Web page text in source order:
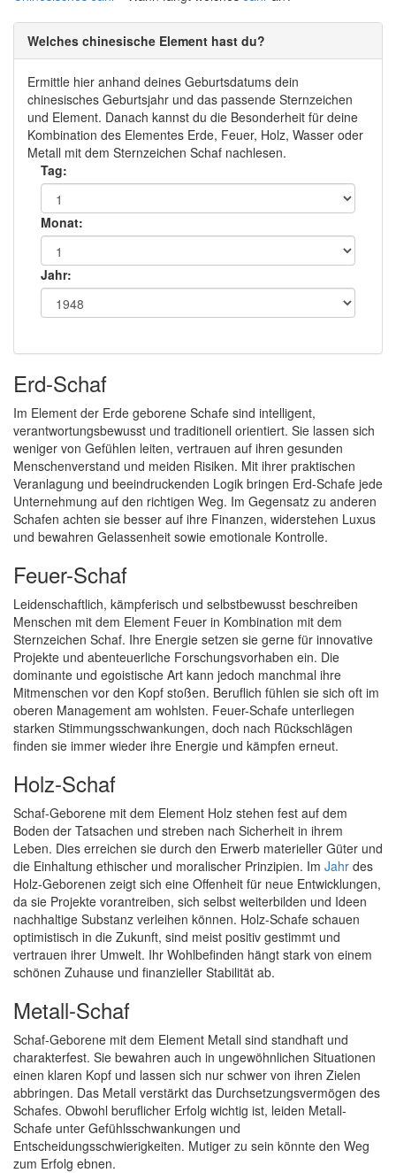
Welches chinesische Element hast du?
Ermittle hier anhand deines Geburtsdatums dein
chinesisches Geburtsjahr und das passende Sternzeichen
und Element. Danach kannst du die Besonderheit für deine
Kombination des Elementes Erde, Feuer, Holz, Wasser oder
Metall mit dem Sternzeichen Schaf nachlesen.
Tag:
Monat:
Jahr:
Erd-Schaf
Im Element der Erde geborene Schafe sind intelligent,
verantwortungsbewusst und traditionell orientiert. Sie lassen sich
weniger von Gefühlen leiten, vertrauen auf ihren gesunden
Menschenverstand und meiden Risiken. Mit ihrer praktischen
Veranlagung und beeindruckenden Logik bringen Erd-Schafe jede
Unternehmung auf den richtigen Weg. Im Gegensatz zu anderen
Schafen achten sie besser auf ihre Finanzen, widerstehen Luxus
und bewahren Gelassenheit sowie emotionale Kontrolle.
Feuer-Schaf
Leidenschaftlich, kämpferisch und selbstbewusst beschreiben
Menschen mit dem Element Feuer in Kombination mit dem
Sternzeichen Schaf. Ihre Energie setzen sie gerne für innovative
Projekte und abenteuerliche Forschungsvorhaben ein. Die
dominante und egoistische Art kann jedoch manchmal ihre
Mitmenschen vor den Kopf stoßen. Beruflich fühlen sie sich oft im
oberen Management am wohlsten. Feuer-Schafe unterliegen
starken Stimmungsschwankungen, doch nach Rückschlägen
finden sie immer wieder ihre Energie und kämpfen erneut.
Holz-Schaf
Schaf-Geborene mit dem Element Holz stehen fest auf dem
Boden der Tatsachen und streben nach Sicherheit in ihrem
Leben. Dies erreichen sie durch den Erwerb materieller Güter und
die Einhaltung ethischer und moralischer Prinzipien. Im Jahr des
Holz-Geborenen zeigt sich eine Offenheit für neue Entwicklungen,
da sie Projekte vorantreiben, sich selbst weiterbilden und Ideen
nachhaltige Substanz verleihen können. Holz-Schafe schauen
optimistisch in die Zukunft, sind meist positiv gestimmt und
vertrauen ihrer Umwelt. Ihr Wohlbefinden hängt stark von einem
schönen Zuhause und finanzieller Stabilität ab.
Metall-Schaf
Schaf-Geborene mit dem Element Metall sind standhaft und
charakterfest. Sie bewahren auch in ungewöhnlichen Situationen
einen klaren Kopf und lassen sich nur schwer von ihren Zielen
abbringen. Das Metall verstärkt das Durchsetzungsvermögen des
Schafes. Obwohl beruflicher Erfolg wichtig ist, leiden Metall-
Schafe unter Gefühlsschwankungen und
Entscheidungsschwierigkeiten. Mutiger zu sein könnte den Weg
zum Erfolg ebnen.